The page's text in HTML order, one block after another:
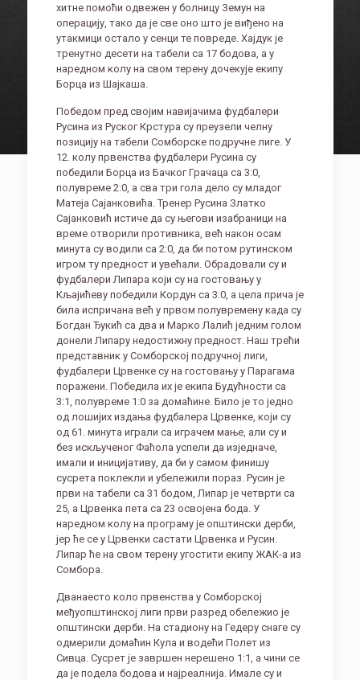
хитне помоћи одвежен у болницу Земун на
операцију, тако да је све оно што је виђено на
утакмици остало у сенци те повреде. Хајдук је
тренутно десети на табели са 17 бодова, а у
наредном колу на свом терену дочекује екипу
Борца из Шајкаша.
Победом пред својим навијачима фудбалери
Русина из Руског Крстура су преузели челну
позицију на табели Сомборске подручне лиге. У
12. колу првенства фудбалери Русина су
победили Борца из Бачког Грачаца са 3:0,
полувреме 2:0, а сва три гола дело су младог
Матеја Сајанковића. Тренер Русина Златко
Сајанковић истиче да су његови изабраници на
време отворили противника, већ након осам
минута су водили са 2:0, да би потом рутинском
игром ту предност и увећали. Обрадовали су и
фудбалери Липара који су на гостовању у
Кљајићеву победили Кордун са 3:0, а цела прича је
била испричана већ у првом полувремену када су
Богдан Ђукић са два и Марко Лалић једним голом
донели Липару недостижну предност. Наш трећи
представник у Сомборској подручној лиги,
фудбалери Црвенке су на гостовању у Парагама
поражени. Победила их је екипа Будућности са
3:1, полувреме 1:0 за домаћине. Било је то једно
од лошијих издања фудбалера Црвенке, који су
од 61. минута играли са играчем мање, али су и
без искљученог Фаћола успели да изједначе,
имали и иницијативу, да би у самом финишу
сусрета поклекли и убележили пораз. Русин је
први на табели са 31 бодом, Липар је четврти са
25, а Црвенка пета са 23 освојена бода. У
наредном колу на програму је општински дерби,
јер ће се у Црвенки састати Црвенка и Русин.
Липар ће на свом терену угостити екипу ЖАК-а из
Сомбора.
Дванаесто коло првенства у Сомборској
међуопштинској лиги први разред обележио је
општински дерби. На стадиону на Гедеру снаге су
одмерили домаћин Кула и водећи Полет из
Сивца. Сусрет је завршен нерешено 1:1, а чини се
да је подела бодова и најреалнија. Имале су и